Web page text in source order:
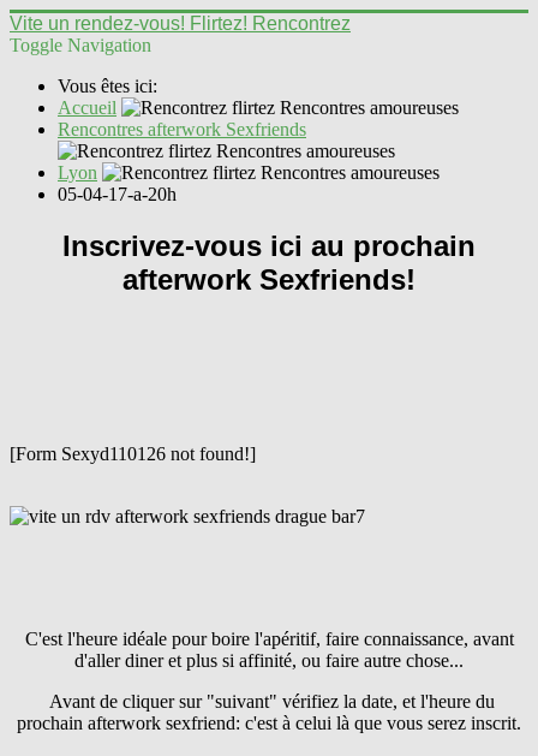
Vite un rendez-vous! Flirtez! Rencontrez
Toggle Navigation
Vous êtes ici:
Accueil
Rencontres afterwork Sexfriends
Lyon
05-04-17-a-20h
Inscrivez-vous ici au prochain
afterwork Sexfriends!
[Form Sexyd110126 not found!]
C'est l'heure idéale pour boire l'apéritif, faire connaissance, avant
d'aller diner et plus si affinité, ou faire autre chose...
Avant de cliquer sur "suivant" vérifiez la date, et l'heure du
prochain afterwork sexfriend: c'est à celui là que vous serez inscrit.